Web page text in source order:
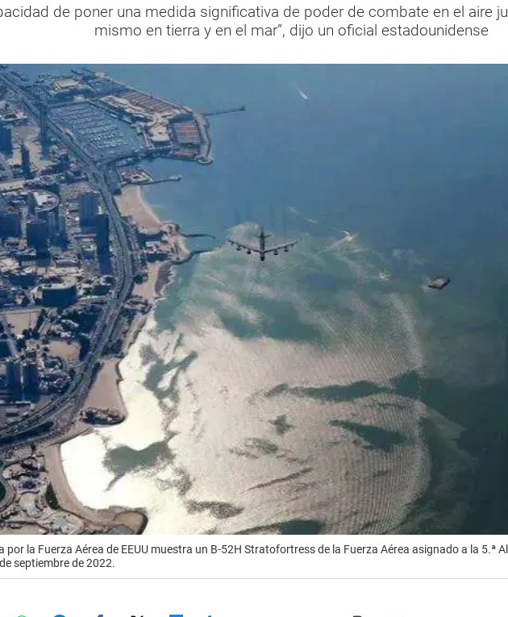
de poner una medida significativa de poder de combate en el aire
mismo en tierra y en el mar”, dijo un oficial estadounidense
la Fuerza Aérea de EEUU muestra un B-52H Stratofortress de la Fuerza Aérea asignado a la 5.ª
septiembre de 2022.